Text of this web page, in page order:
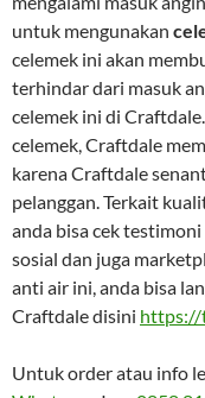
untuk mengunakan
celemek ini akan
terhindar dari masuk
celemek ini di
celemek, Craftdale
karena Craftdale
pelanggan. Terkait
anda bisa cek
sosial dan juga
anti air ini, anda bisa
Craftdale disini https://
Untuk order atau info